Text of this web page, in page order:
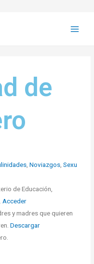
de
,Noviazgos ,Sexu
de Educación,
Acceder
y madres que quieren
Descargar